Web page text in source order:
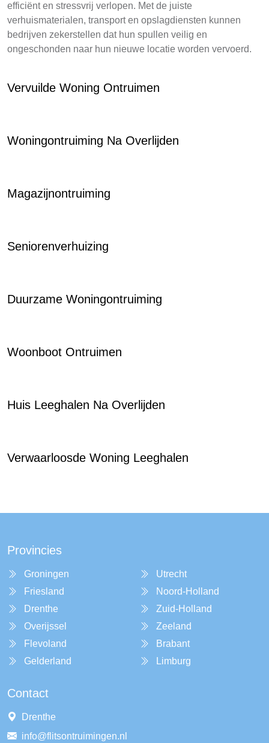
efficiënt en stressvrij verlopen. Met de juiste
verhuismaterialen, transport en opslagdiensten kunnen
bedrijven zekerstellen dat hun spullen veilig en
ongeschonden naar hun nieuwe locatie worden vervoerd.
Vervuilde Woning Ontruimen
Woningontruiming Na Overlijden
Magazijnontruiming
Seniorenverhuizing
Duurzame Woningontruiming
Woonboot Ontruimen
Huis Leeghalen Na Overlijden
Verwaarloosde Woning Leeghalen
Provincies
Groningen
Friesland
Drenthe
Overijssel
Flevoland
Gelderland
Utrecht
Noord-Holland
Zuid-Holland
Zeeland
Brabant
Limburg
Contact
Drenthe
info@flitsontruimingen.nl